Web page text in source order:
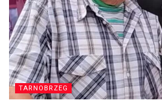
TARNOBRZEG